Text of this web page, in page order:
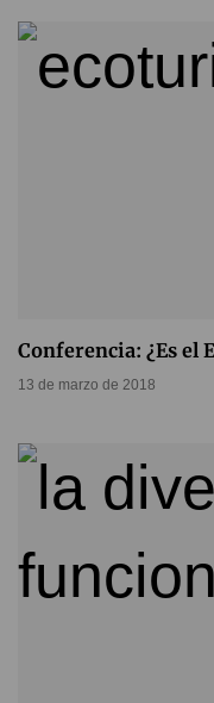
Conferencia: ¿Es el
13 de marzo de 2018